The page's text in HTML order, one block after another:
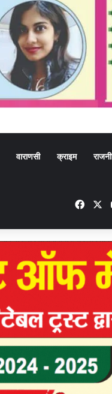
वाराणसी क्राइम